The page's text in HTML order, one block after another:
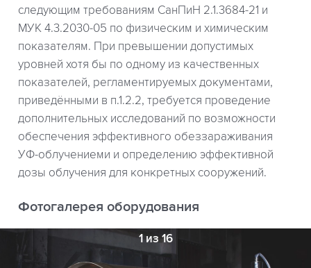
следующим требованиям СанПиН 2.1.3684-21 и
МУК 4.3.2030-05 по физическим и химическим
показателям. При превышении допустимых
уровней хотя бы по одному из качественных
показателей, регламентируемых документами,
приведёнными в п.1.2.2, требуется проведение
дополнительных исследований по возможности
обеспечения эффективного обеззараживания
УФ-облучениеми и определению эффективной
дозы облучения для конкретных сооружений.
Фотогалерея оборудования
1 из 16